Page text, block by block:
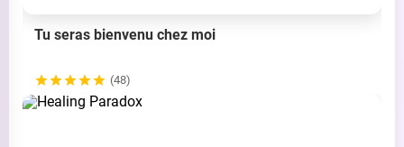
Tu seras bienvenu chez moi
(48)